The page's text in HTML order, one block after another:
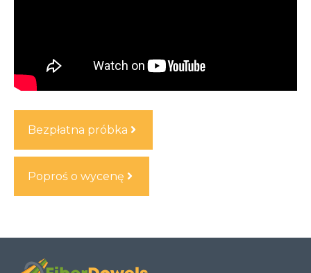
Bezpłatna próbka
Poproś o wycenę